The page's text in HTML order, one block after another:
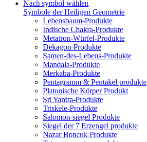
Nach symbol wählen
Symbole der Heiligen Geometrie
Lebensbaum-Produkte
Indische Chakra-Produkte
Metatron-Würfel-Produkte
Dekagon-Produkte
Samen-des-Lebens-Produkte
Mandala-Produkte
Merkaba-Produkte
Pentagramm & Pentakel produkte
Platonische Körper Produkt
Sri Yantra-Produkte
Triskele-Produkte
Salomon-siegel Produkte
Siegel der 7 Erzengel produkte
Nazar Boncuk Produkte